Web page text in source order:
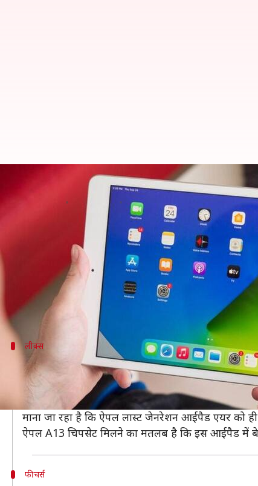
आईपैड 8 से सस्ता हो सकता है नया
Dec 14, 2020 07:02 pm
सितंबर 2020 में ऐपल की ओर से नया बेस लेवल
दिया गया है।
रिपोर्ट्सहैं कि अगले साल लॉन्च होने वाले आईपैड
लीक्स
बेहतर परफॉर्मेंस मिलने का दावा
नेक्स्ट जेनरेशन आईपैड मॉडल में आईफोन 11 का चिपसेट
जो स्पेसिफिकेशंस बताई गई हैं, वो इस आईपैड से बेहतर
माना जा रहा है कि ऐपल लास्ट जेनरेशन आईपैड एयर को
ऐपल A13 चिपसेट मिलने का मतलब है कि इस आईपैड में
फीचर्स